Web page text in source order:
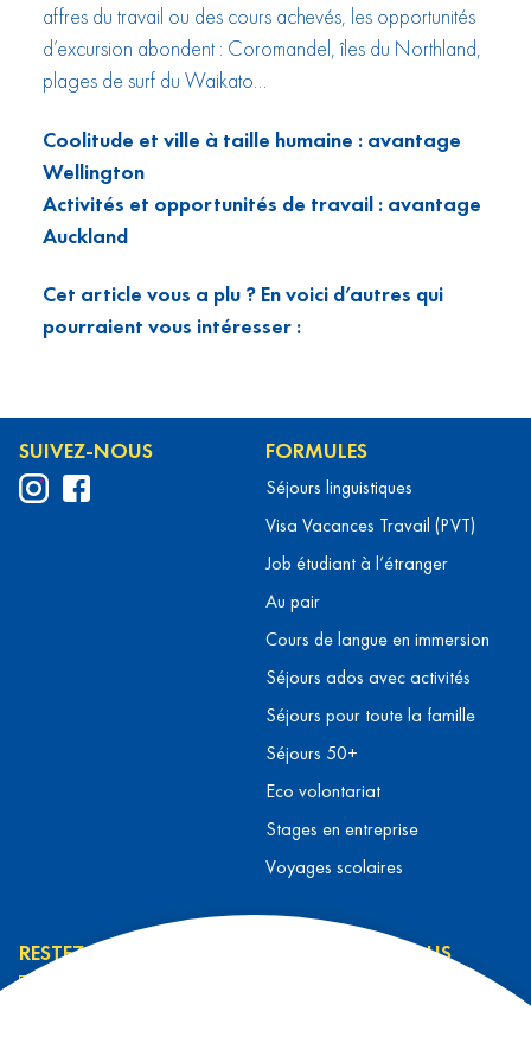
affres du travail ou des cours achevés, les opportunités
d’excursion abondent : Coromandel, îles du Northland,
plages de surf du Waikato…
Coolitude et ville à taille humaine : avantage
Wellington
Activités et opportunités de travail : avantage
Auckland
Cet article vous a plu ? En voici d’autres qui
pourraient vous intéresser :
SUIVEZ-NOUS FORMULES
Séjours linguistiques
Visa Vacances Travail (PVT)
Job étudiant à l’étranger
Au pair
Cours de langue en immersion
Séjours ados avec activités
Séjours pour toute la famille
Séjours 50+
Eco volontariat
Stages en entreprise
Voyages scolaires
RESTEZ INFORMÉ CONTACTEZ-NOUS